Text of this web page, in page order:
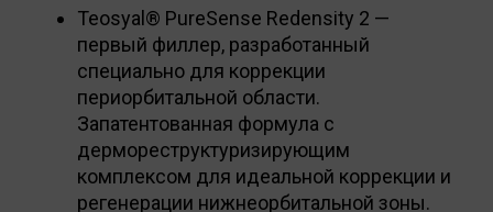
Teosyal® PureSense Redensity 2 —
первый филлер, разработанный
специально для коррекции
периорбитальной области.
Запатентованная формула с
дермореструктуризирующим
комплексом для идеальной коррекции и
регенерации нижнеорбитальной зоны.